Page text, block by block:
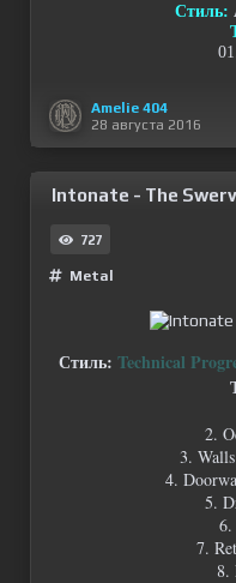
Стиль:
Amelie 404
28 августа 2016
Intonate - The
727
Metal
Стиль: Technical
2.
3.
4.
5.
6.
7.
8.